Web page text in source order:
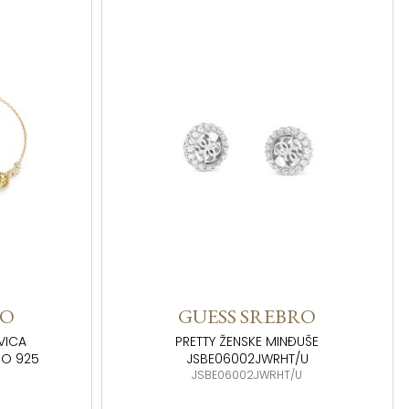
925
GUESS SREBRO
PRETTY ŽENSKE MINĐUŠE
JSBE06002JWRHT/U
JSBE06002JWRHT/U